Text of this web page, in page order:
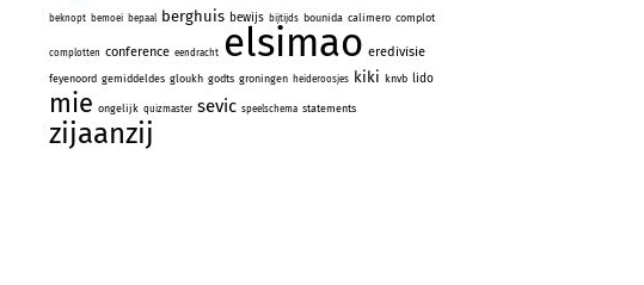
beknopt bemoei bepaal berghuis bewijs bijtijds bounida calimero complot
complotten conference eendracht elsimao eredivisie
feyenoord gemiddeldes gloukh godts groningen heideroosjes kiki knvb lido
mie ongelijk quizmaster sevic speelschema statements
zijaanzij